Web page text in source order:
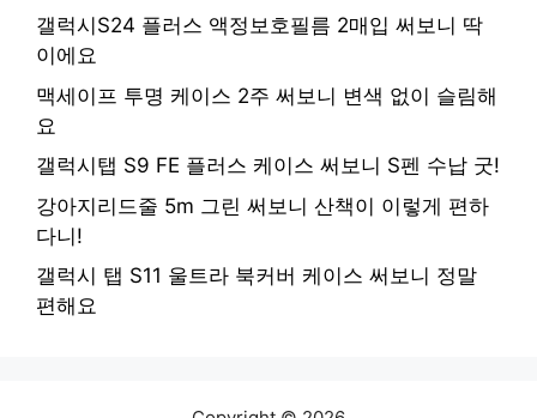
갤럭시S24 플러스 액정보호필름 2매입 써보니 딱
이에요
맥세이프 투명 케이스 2주 써보니 변색 없이 슬림해
요
갤럭시탭 S9 FE 플러스 케이스 써보니 S펜 수납 굿!
강아지리드줄 5m 그린 써보니 산책이 이렇게 편하
다니!
갤럭시 탭 S11 울트라 북커버 케이스 써보니 정말
편해요